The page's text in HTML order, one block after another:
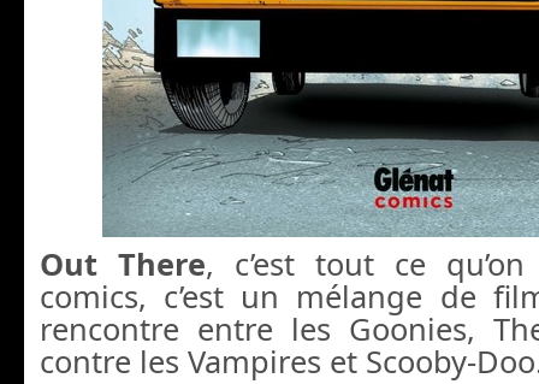
Out There, c’est tout ce
comics, c’est un mélange de
rencontre entre les Goonies,
contre les Vampires et Scooby-